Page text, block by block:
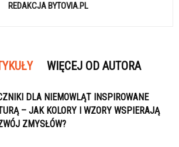
REDAKCJA BYTOVIA.PL
WIĘCEJ OD AUTORA
DLA NIEMOWLĄT INSPIROWANE
– JAK KOLORY I WZORY WSPIERAJĄ
ZMYSŁÓW?